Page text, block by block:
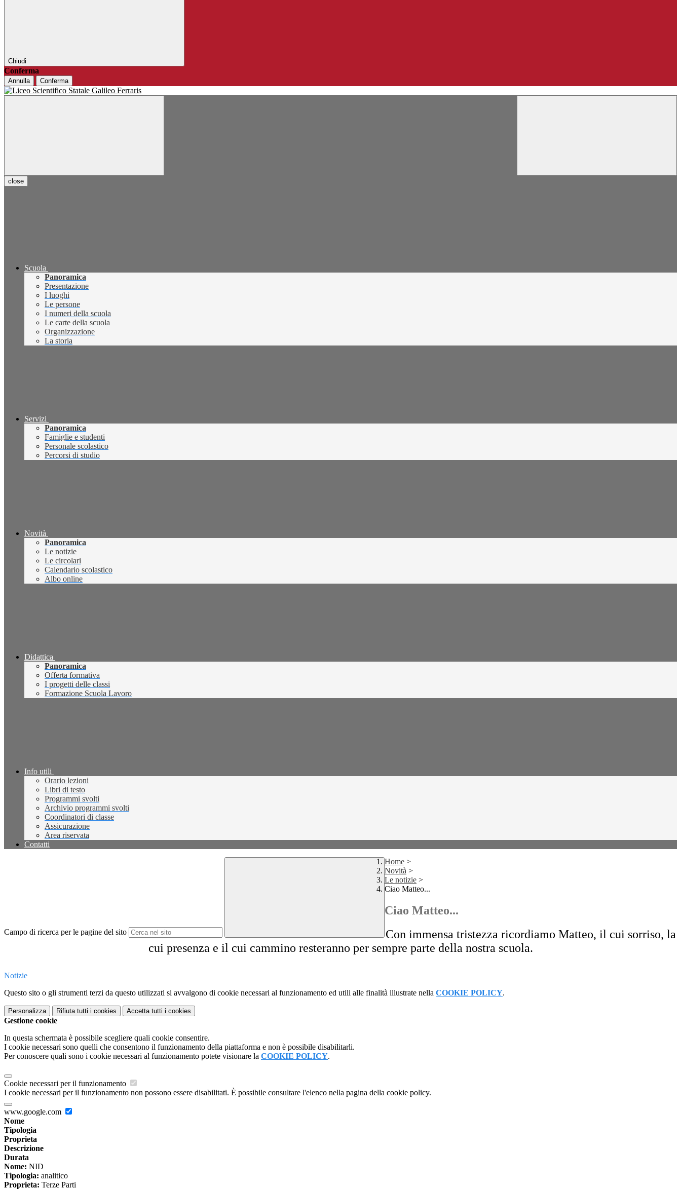
Chiudi
Conferma
Annulla Conferma
close
Scuola
Panoramica
Presentazione
I luoghi
Le persone
I numeri della scuola
Le carte della scuola
Organizzazione
La storia
Servizi
Panoramica
Famiglie e studenti
Personale scolastico
Percorsi di studio
Novità
Panoramica
Le notizie
Le circolari
Calendario scolastico
Albo online
Didattica
Panoramica
Offerta formativa
I progetti delle classi
Formazione Scuola Lavoro
Info utili
Orario lezioni
Libri di testo
Programmi svolti
Archivio programmi svolti
Coordinatori di classe
Assicurazione
Area riservata
Contatti
Campo di ricerca per le pagine del sito
Home >
Novità >
Le notizie >
Ciao Matteo...
Ciao Matteo...
Con immensa tristezza ricordiamo Matteo, il cui sorriso, la
cui presenza e il cui cammino resteranno per sempre parte della nostra scuola.
Notizie
Questo sito o gli strumenti terzi da questo utilizzati si avvalgono di cookie necessari al funzionamento ed utili alle finalità illustrate nella COOKIE POLICY.
Personalizza Rifiuta tutti i cookies Accetta tutti i cookies
Gestione cookie
In questa schermata è possibile scegliere quali cookie consentire.
I cookie necessari sono quelli che consentono il funzionamento della piattaforma e non è possibile disabilitarli.
Per conoscere quali sono i cookie necessari al funzionamento potete visionare la COOKIE POLICY.
Cookie necessari per il funzionamento
I cookie necessari per il funzionamento non possono essere disabilitati. È possibile consultare l'elenco nella pagina della cookie policy.
www.google.com
Nome
Tipologia
Proprieta
Descrizione
Durata
Nome: NID
Tipologia: analitico
Proprieta: Terze Parti